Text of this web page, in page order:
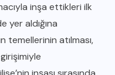
inşa ettikleri ilk
yer aldığına
temellerinin atılması,